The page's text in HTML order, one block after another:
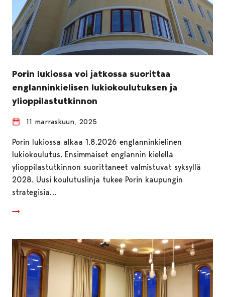
Porin lukiossa voi jatkossa suorittaa
englanninkielisen lukiokoulutuksen ja
ylioppilastutkinnon
11 marraskuun, 2025
Porin lukiossa alkaa 1.8.2026 englanninkielinen
lukiokoulutus. Ensimmäiset englannin kielellä
ylioppilastutkinnon suorittaneet valmistuvat syksyllä
2028. Uusi koulutuslinja tukee Porin kaupungin
strategisia…